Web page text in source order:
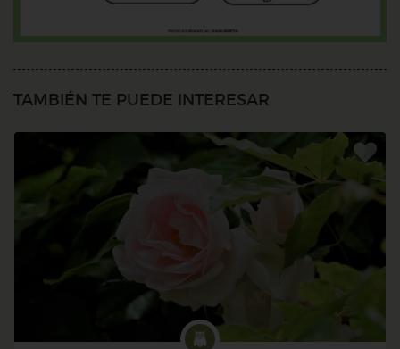
TAMBIÉN TE PUEDE INTERESAR